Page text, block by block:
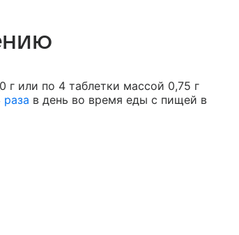
г или по 4 таблетки массой 0,75 г
раза в день во время еды с пищей в